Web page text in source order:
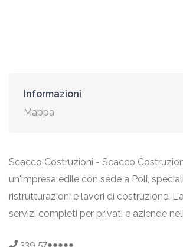
Informazioni
Mappa
Scacco Costruzioni - Scacco
un'impresa edile con sede a Poli,
ristrutturazioni e lavori di costruzione.
servizi completi per privati e aziende
339 57●●●●●